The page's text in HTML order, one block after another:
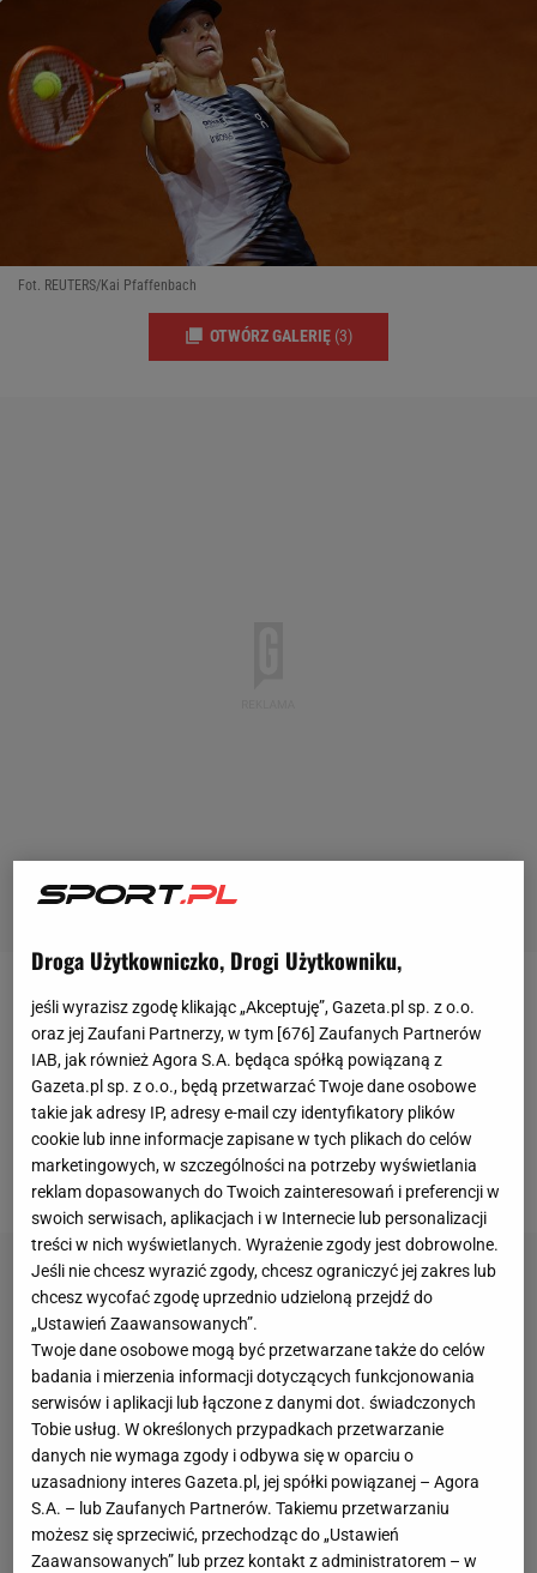
Fot. REUTERS/Kai Pfaffenbach
OTWÓRZ GALERIĘ (3)
Iga Świątek (4. WTA) w czwartek rozpocznie walkę o
przełamanie fatalnej serii w tym sezonie i pierwszy
awans do półfinału turnieju. Sześciokrotna
triumfatorka turniejów wielkoszlemowych zagra w
turnieju WTA 1000 w Madrycie, w którym już dwa
razy była w finale - w latach 2023 i 2024.
Droga Użytkowniczko, Drogi Użytkowniku,
jeśli wyrazisz zgodę klikając „Akceptuję”, Gazeta.pl sp. z o.o.
oraz jej Zaufani Partnerzy, w tym [676] Zaufanych Partnerów
IAB, jak również Agora S.A. będąca spółką powiązaną z
Gazeta.pl sp. z o.o., będą przetwarzać Twoje dane osobowe
takie jak adresy IP, adresy e-mail czy identyfikatory plików
cookie lub inne informacje zapisane w tych plikach do celów
marketingowych, w szczególności na potrzeby wyświetlania
reklam dopasowanych do Twoich zainteresowań i preferencji w
swoich serwisach, aplikacjach i w Internecie lub personalizacji
treści w nich wyświetlanych. Wyrażenie zgody jest dobrowolne.
Jeśli nie chcesz wyrazić zgody, chcesz ograniczyć jej zakres lub
chcesz wycofać zgodę uprzednio udzieloną przejdź do
„Ustawień Zaawansowanych”.
Twoje dane osobowe mogą być przetwarzane także do celów
badania i mierzenia informacji dotyczących funkcjonowania
serwisów i aplikacji lub łączone z danymi dot. świadczonych
Tobie usług. W określonych przypadkach przetwarzanie
danych nie wymaga zgody i odbywa się w oparciu o
uzasadniony interes Gazeta.pl, jej spółki powiązanej – Agora
S.A. – lub Zaufanych Partnerów. Takiemu przetwarzaniu
możesz się sprzeciwić, przechodząc do „Ustawień
Zaawansowanych” lub przez kontakt z administratorem – w